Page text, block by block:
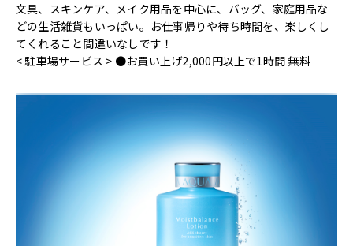
文具、スキンケア、メイク用品を中心に、バッグ、家庭用品な
どの生活雑貨もいっぱい。お仕事帰りや待ち時間を、楽しくし
てくれること間違いなしです！
< 駐車場サービス > ●お買い上げ2,000円以上で1時間 無料